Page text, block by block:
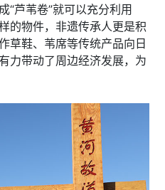
“芦苇卷”就可以充分利用
的物件，非遗传承人更是积
草鞋、苇席等传统产品向日
力带动了周边经济发展，为